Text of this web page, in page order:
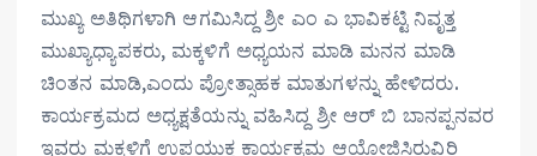
ಮುಖ್ಯ ಅತಿಥಿಗಳಾಗಿ ಆಗಮಿಸಿದ್ದ ಶ್ರೀ ಎಂ ಎ ಭಾವಿಕಟ್ಟಿ ನಿವೃತ್ತ
ಮುಖ್ಯಾಧ್ಯಾಪಕರು, ಮಕ್ಕಳಿಗೆ ಅಧ್ಯಯನ ಮಾಡಿ ಮನನ ಮಾಡಿ
ಚಿಂತನ ಮಾಡಿ,ಎಂದು ಪ್ರೋತ್ಸಾಹಕ ಮಾತುಗಳನ್ನು ಹೇಳಿದರು.
ಕಾರ್ಯಕ್ರಮದ ಅಧ್ಯಕ್ಷತೆಯನ್ನು ವಹಿಸಿದ್ದ ಶ್ರೀ ಆರ್ ಬಿ ಬಾನಪ್ಪನವರ
ಇವರು ಮಕ್ಕಳಿಗೆ ಉಪಯುಕ್ತ ಕಾರ್ಯಕ್ರಮ ಆಯೋಜಿಸಿರುವಿರಿ